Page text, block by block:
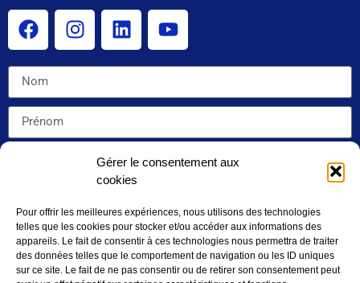
Gérer le consentement aux
cookies
Pour offrir les meilleures expériences, nous utilisons des technologies
telles que les cookies pour stocker et/ou accéder aux informations des
appareils. Le fait de consentir à ces technologies nous permettra de traiter
des données telles que le comportement de navigation ou les ID uniques
sur ce site. Le fait de ne pas consentir ou de retirer son consentement peut
J'accepte la politique de confidentialité de ce site